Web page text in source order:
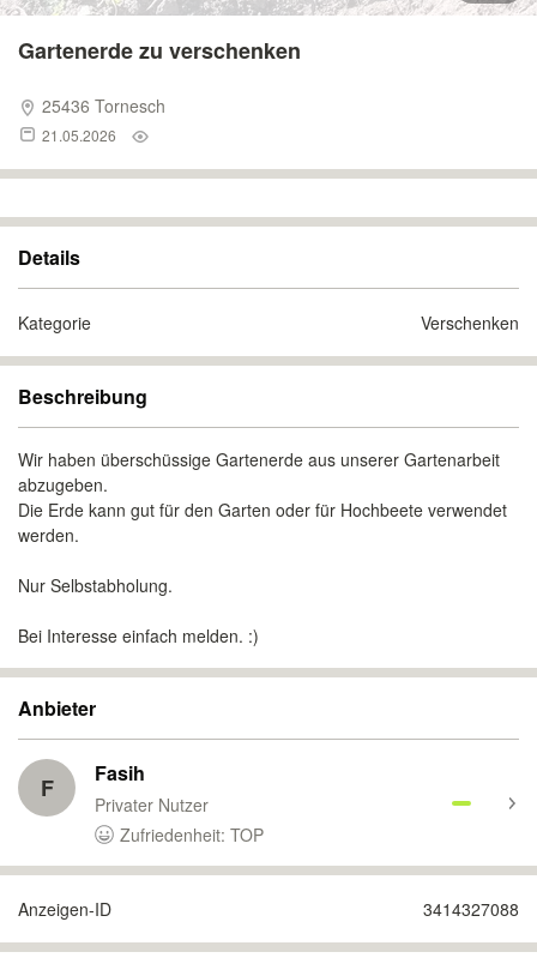
Gartenerde zu verschenken
25436 Tornesch
21.05.2026
Details
Kategorie Verschenken
Beschreibung
Wir haben überschüssige Gartenerde aus unserer Gartenarbeit
abzugeben.
Die Erde kann gut für den Garten oder für Hochbeete verwendet
werden.
Nur Selbstabholung.
Bei Interesse einfach melden. :)
Anbieter
F Fasih
Privater Nutzer
Zufriedenheit: TOP
Anzeigen-ID 3414327088